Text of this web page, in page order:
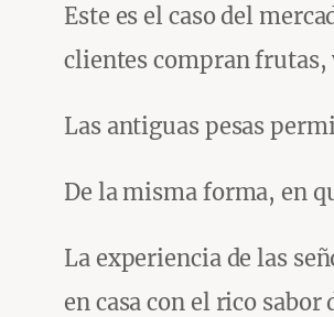
Este es el caso del
clientes compran frutas,
Las antiguas pesas
De la misma forma, en
La experiencia de las
en casa con el rico sabor